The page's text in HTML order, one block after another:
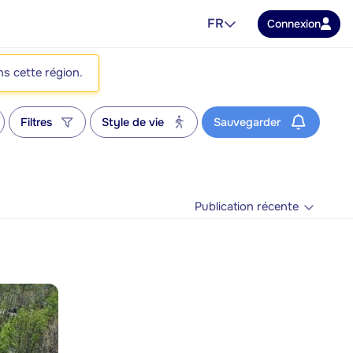
FR Connexion
cette région.
Filtres Style de vie Sauvegarder
Publication récente